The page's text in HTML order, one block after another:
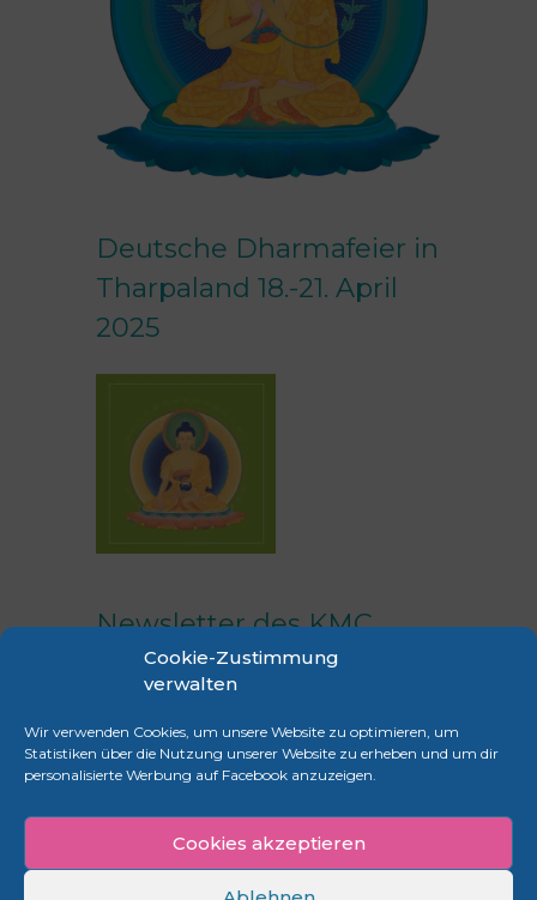
Cookie-Zustimmung
verwalten
Wir verwenden Cookies, um unsere Website zu optimieren, um
Statistiken über die Nutzung unserer Website zu erheben und um dir
personalisierte Werbung auf Facebook anzuzeigen.
Cookies akzeptieren
Deutsche Dharmafeier in
Tharpaland 18.-21. April
2025
Newsletter des KMC
Frankfurt
Erhalte regelmäßig Infos zu unseren
Veranstaltungen.